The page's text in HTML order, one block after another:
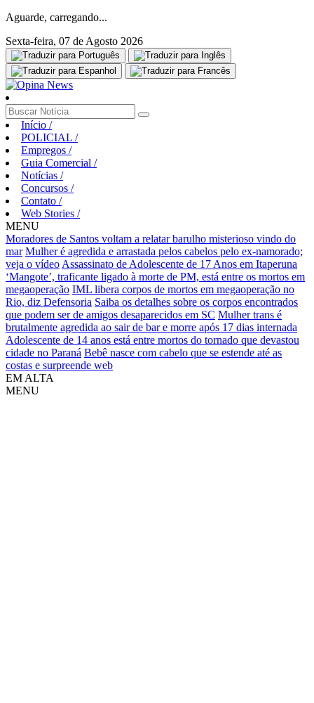
Aguarde, carregando...
Sexta-feira, 07 de Agosto 2026
Início /
POLICIAL /
Empregos /
Guia Comercial /
Notícias /
Concursos /
Contato /
Web Stories /
MENU
Moradores de Santos voltam a relatar barulho misterioso vindo do
mar Mulher é agredida e arrastada pelos cabelos pelo ex-namorado;
veja o vídeo Assassinato de Adolescente de 17 Anos em Itaperuna
‘Mangote’, traficante ligado à morte de PM, está entre os mortos em
megaoperação IML libera corpos de mortos em megaoperação no
Rio, diz Defensoria Saiba os detalhes sobre os corpos encontrados
que podem ser de amigos desaparecidos em SC Mulher trans é
brutalmente agredida ao sair de bar e morre após 17 dias internada
Adolescente de 14 anos está entre mortos do tornado que devastou
cidade no Paraná Bebê nasce com cabelo que se estende até as
costas e surpreende web
EM ALTA
MENU